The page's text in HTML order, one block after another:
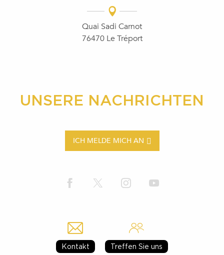
Quai Sadi Carnot
76470 Le Tréport
UNSERE NACHRICHTEN
ICH MELDE MICH AN
Kontakt Treffen Sie uns